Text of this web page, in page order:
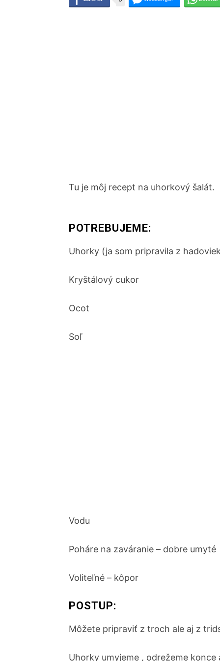
Tu je môj recept na uhorkový šalát.
POTREBUJEME:
Uhorky (ja som pripravila z
Kryštálový cukor
Ocot
Soľ
Vodu
Poháre na zaváranie – dobre umyté
Voliteľné – kôpor
POSTUP:
Môžete pripraviť z troch ale aj z
Uhorky umyjeme , odrežeme